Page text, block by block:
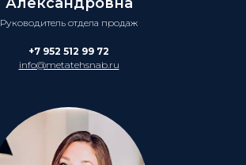
Руководитель отдела продаж
+7 952 512 99 72
info@metatehsnab.ru